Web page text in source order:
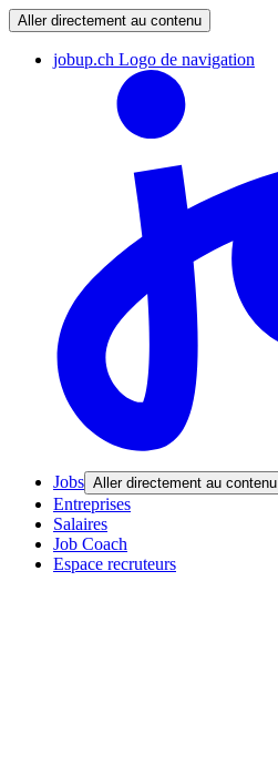
Aller directement au contenu
jobup.ch Logo de navigation
Jobs Aller directement au contenu
Entreprises
Salaires
Job Coach
Espace recruteurs